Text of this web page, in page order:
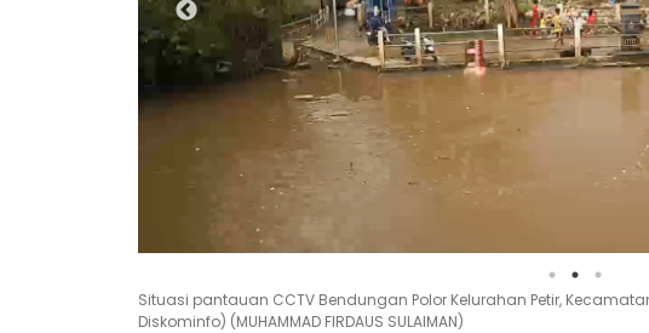
Situasi pantauan CCTV Bendungan Polor Kelurahan Petir,
Diskominfo) (MUHAMMAD FIRDAUS SULAIMAN)